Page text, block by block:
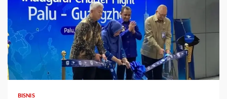
BISNIS